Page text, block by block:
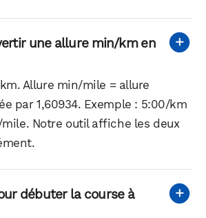
une allure min/km en
Allure min/mile = allure
par 1,60934. Exemple : 5:00/km
mile. Notre outil affiche les deux
débuter la course à